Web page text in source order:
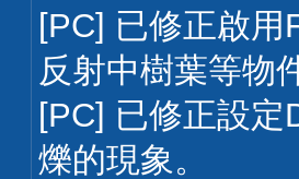
[PC] 已修正啟用
反射中樹葉等物
[PC] 已修正設
爍的現象。